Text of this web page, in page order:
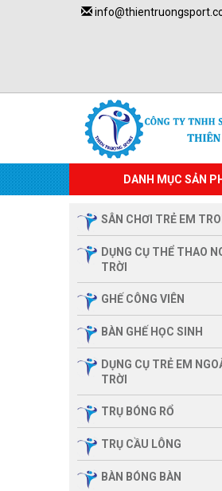
DANH MỤC SẢN
SÂN CHƠI TRẺ EM
DỤNG CỤ THỂ THAO
TRỜI
GHẾ CÔNG VIÊN
BÀN GHẾ HỌC SINH
DỤNG CỤ TRẺ EM
TRỜI
TRỤ BÓNG RỔ
TRỤ CẦU LÔNG
BÀN BÓNG BÀN